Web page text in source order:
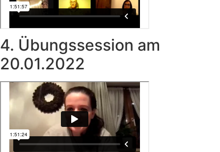
4. Übungssession am
20.01.2022